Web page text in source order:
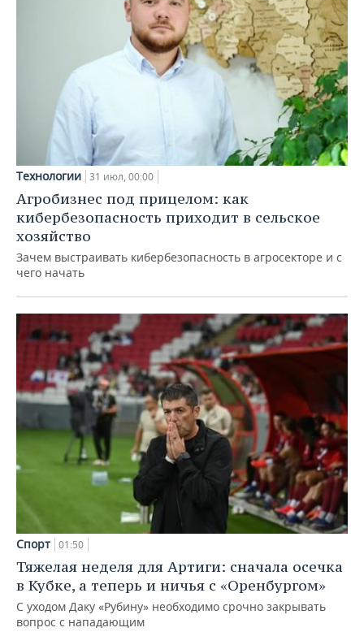
Технологии 31 июл, 00:00
Агробизнес под прицелом: как
кибербезопасность приходит в сельское
хозяйство
Зачем выстраивать кибербезопасность в агросекторе и с
чего начать
Спорт 01:50
Тяжелая неделя для Артиги: сначала осечка
в Кубке, а теперь и ничья с «Оренбургом»
С уходом Даку «Рубину» необходимо срочно закрывать
вопрос с нападающим